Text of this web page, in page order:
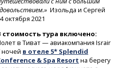
Изольда и Сергей
октября 2021
стоимость тура включено:
в Тиват — авиакомпания Israir
ночей в отеле 5* Splendid
& Spa Resort на берегу